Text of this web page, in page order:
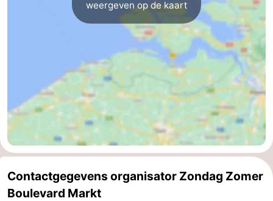
Renesse
Brouwershaven
-
Bruinisse
-
Zierikzee
-
weergeven op de kaart
Contactgegevens organisator Zondag Zomer
Boulevard Markt